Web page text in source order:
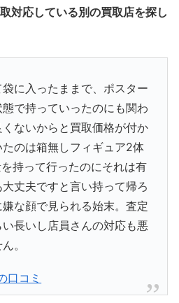
対応している別の買取店を探し
に入ったままで、ポスター
で持っていったのにも関わ
ないからと買取価格が付か
のは箱無しフィギュア2体
持って行ったのにそれは有
丈夫ですと言い持って帰ろ
な顔で見られる始末。査定
長いし店員さんの対応も悪
。
口コミ